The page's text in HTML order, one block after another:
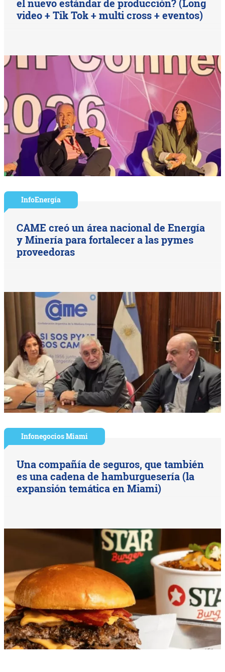
el nuevo estándar de producción? (Long
video + Tik Tok + multi cross + eventos)
InfoEnergía
CAME creó un área nacional de Energía
y Minería para fortalecer a las pymes
proveedoras
Infonegocios Miami
Una compañía de seguros, que también
es una cadena de hamburguesería (la
expansión temática en Miami)